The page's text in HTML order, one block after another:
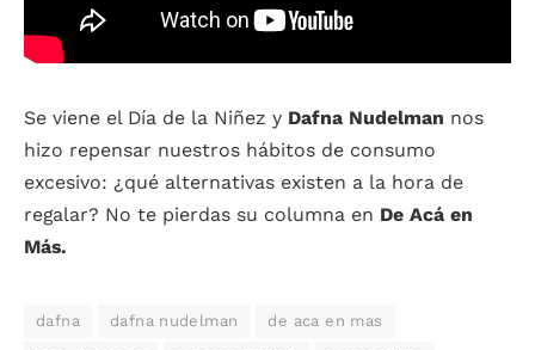
Se viene el Día de la Niñez y Dafna Nudelman nos
hizo repensar nuestros hábitos de consumo
excesivo: ¿qué alternativas existen a la hora de
regalar? No te pierdas su columna en De Acá en
Más.
dafna dafna nudelman de aca en mas